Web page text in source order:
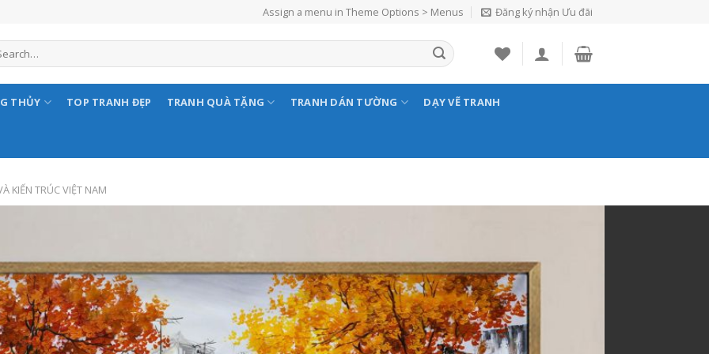
Assign a menu in Theme Options > Menus Đăng ký nhận Ưu đãi
THỦY TOP TRANH ĐẸP TRANH QUÀ TẶNG TRANH DÁN TƯỜNG DẠY VẼ TRANH
KIẾN TRÚC VIỆT NAM